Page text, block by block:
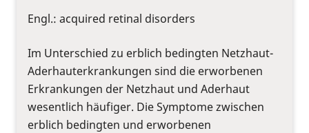
Engl.: acquired retinal disorders
Im Unterschied zu erblich bedingten Netzhaut-
Aderhauterkrankungen sind die erworbenen
Erkrankungen der Netzhaut und Aderhaut
wesentlich häufiger. Die Symptome zwischen
erblich bedingten und erworbenen